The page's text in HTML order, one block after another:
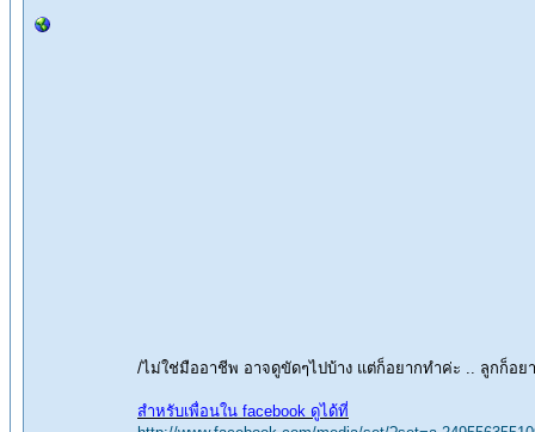
/ไม่ใช่มืออาชีพ อาจดูขัดๆไปบ้าง แต่ก็อยากทำค่ะ .. ลูกก็อ
สำหรับเพื่อนใน facebook ดูได้ที่